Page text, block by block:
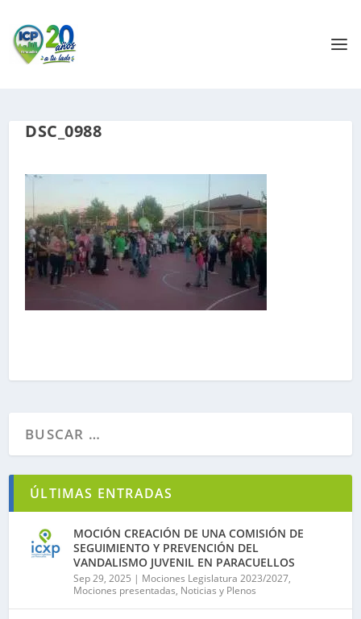
DSC_0988
ÚLTIMAS ENTRADAS
MOCIÓN CREACIÓN DE UNA COMISIÓN DE
SEGUIMIENTO Y PREVENCIÓN DEL
VANDALISMO JUVENIL EN PARACUELLOS
Sep 29, 2025 | Mociones Legislatura 2023/2027,
Mociones presentadas, Noticias y Plenos